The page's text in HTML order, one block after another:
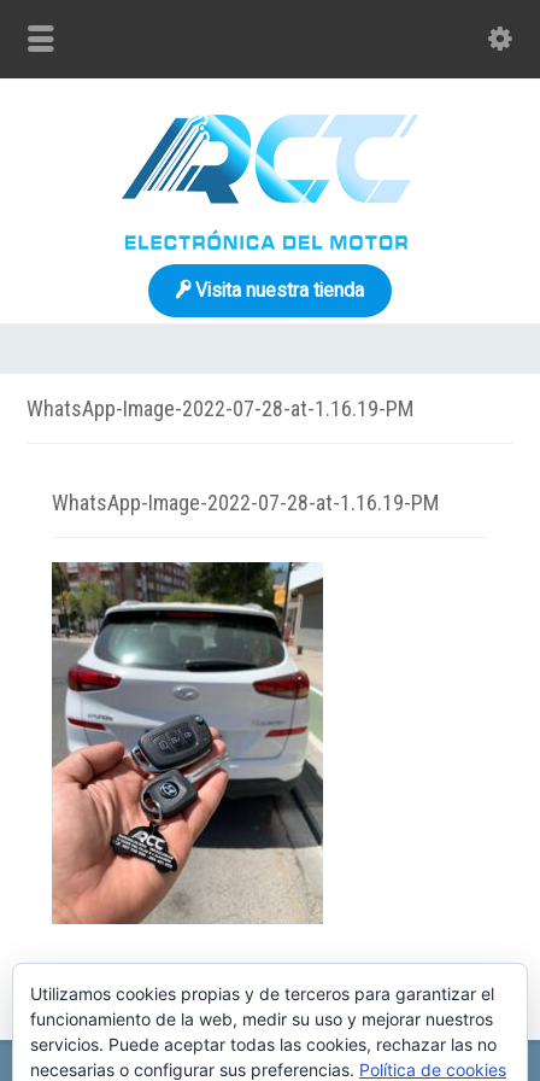
Visita nuestra tienda
WhatsApp-Image-2022-07-28-at-1.16.19-PM
WhatsApp-Image-2022-07-28-at-1.16.19-PM
Utilizamos cookies propias y de terceros para garantizar el
funcionamiento de la web, medir su uso y mejorar nuestros
servicios. Puede aceptar todas las cookies, rechazar las no
necesarias o configurar sus preferencias. Política de cookies